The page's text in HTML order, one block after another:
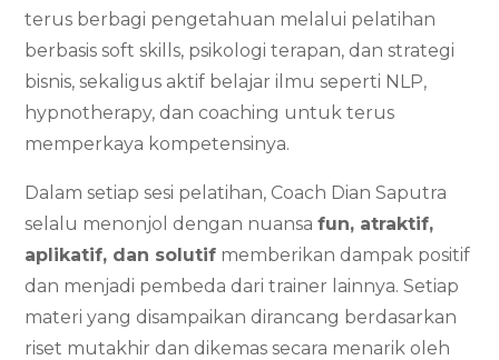
terus berbagi pengetahuan melalui pelatihan
berbasis soft skills, psikologi terapan, dan strategi
bisnis, sekaligus aktif belajar ilmu seperti NLP,
hypnotherapy, dan coaching untuk terus
memperkaya kompetensinya.
Dalam setiap sesi pelatihan, Coach Dian Saputra
selalu menonjol dengan nuansafun, atraktif,
aplikatif, dan solutif memberikan dampak positif
dan menjadi pembeda dari trainer lainnya. Setiap
materi yang disampaikan dirancang berdasarkan
riset mutakhir dan dikemas secara menarik oleh